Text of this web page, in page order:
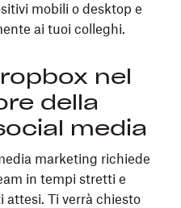
mobili o desktop e
ai tuoi colleghi.
nel
della
media
marketing richiede
in tempi stretti e
Ti verrà chiesto